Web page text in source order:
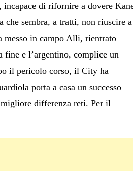
di rifornire a dovere
che sembra, a tratti, non riuscire a
messo in campo Alli, rientrato
fine e l’argentino, complice un
il pericolo corso, il City ha
porta a casa un successo
differenza reti. Per il